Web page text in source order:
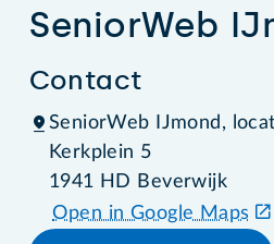
SeniorWeb
Contact
SeniorWeb IJmond,
Kerkplein 5
1941 HD Beverwijk
Open in Google Maps